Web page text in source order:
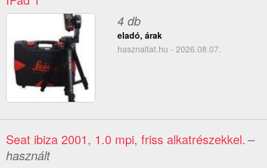
4 db
eladó, árak
hasznaltat.hu - 2026.08.07.
Seat ibiza 2001, 1.0 mpi, friss alkatrészekkel. –
használt